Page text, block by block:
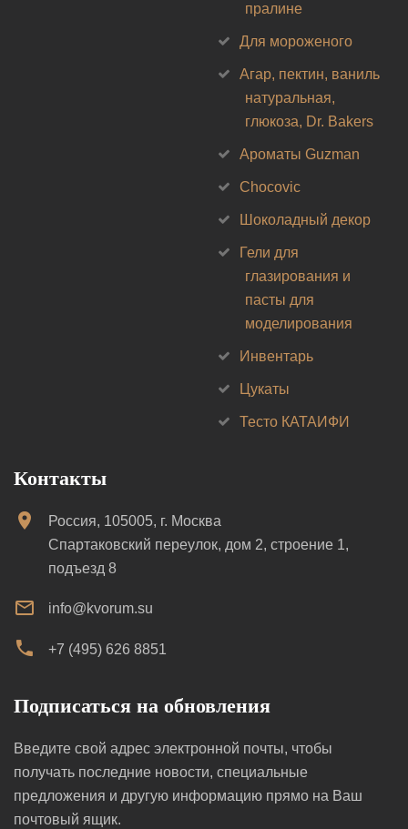
пралине
Для мороженого
Агар, пектин, ваниль
натуральная,
глюкоза, Dr. Bakers
Ароматы Guzman
Chocovic
Шоколадный декор
Гели для
глазирования и
пасты для
моделирования
Инвентарь
Цукаты
Тесто КАТАИФИ
Контакты
Россия, 105005, г. Москва
Спартаковский переулок, дом 2, строение 1,
подъезд 8
info@kvorum.su
+7 (495) 626 8851
Подписаться на обновления
Введите свой адрес электронной почты, чтобы
получать последние новости, специальные
предложения и другую информацию прямо на Ваш
почтовый ящик.